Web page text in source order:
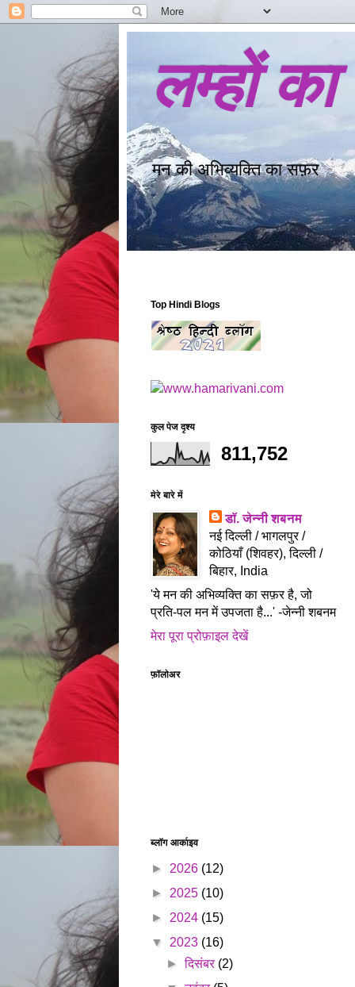
लम्हों
मन की अभिव्यक्ति का सफ़र
Top Hindi Blogs
कुल पेज दृश्य
811,752
मेरे बारे में
डॉ. जेन्नी शबनम
नई दिल्ली / भागलपुर /
कोठियाँ (शिवहर), दिल्ली /
बिहार, India
'ये मन की अभिव्यक्ति का सफ़र है, जो
प्रति-पल मन में उपजता है...' -जेन्नी शबनम
मेरा पूरा प्रोफ़ाइल देखें
फ़ॉलोअर
ब्लॉग आर्काइव
► 2026 (12)
► 2025 (10)
► 2024 (15)
▼ 2023 (16)
►दिसंबर (2)